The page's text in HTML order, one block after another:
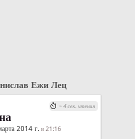
Ежи Лец
2014 г. в 21:16
~ 4 сек. чтения